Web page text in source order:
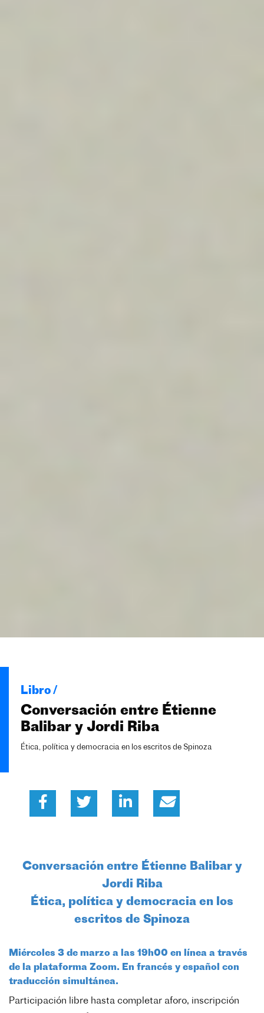
Libro /
Conversación entre Étienne
Balibar y Jordi Riba
Ética, política y democracia en los escritos de Spinoza
Conversación entre Étienne Balibar y
Jordi Riba
Ética, política y democracia en los
escritos de Spinoza
Miércoles 3 de marzo a las 19h00 en línea a través
de la plataforma Zoom. En francés y español con
traducción simultánea.
Participación libre hasta completar aforo, inscripción